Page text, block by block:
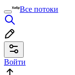
Все потоки
Войти